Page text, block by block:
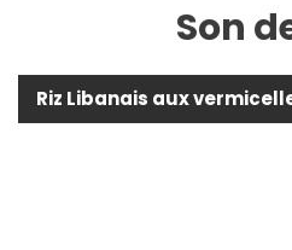
Son
Riz Libanais aux